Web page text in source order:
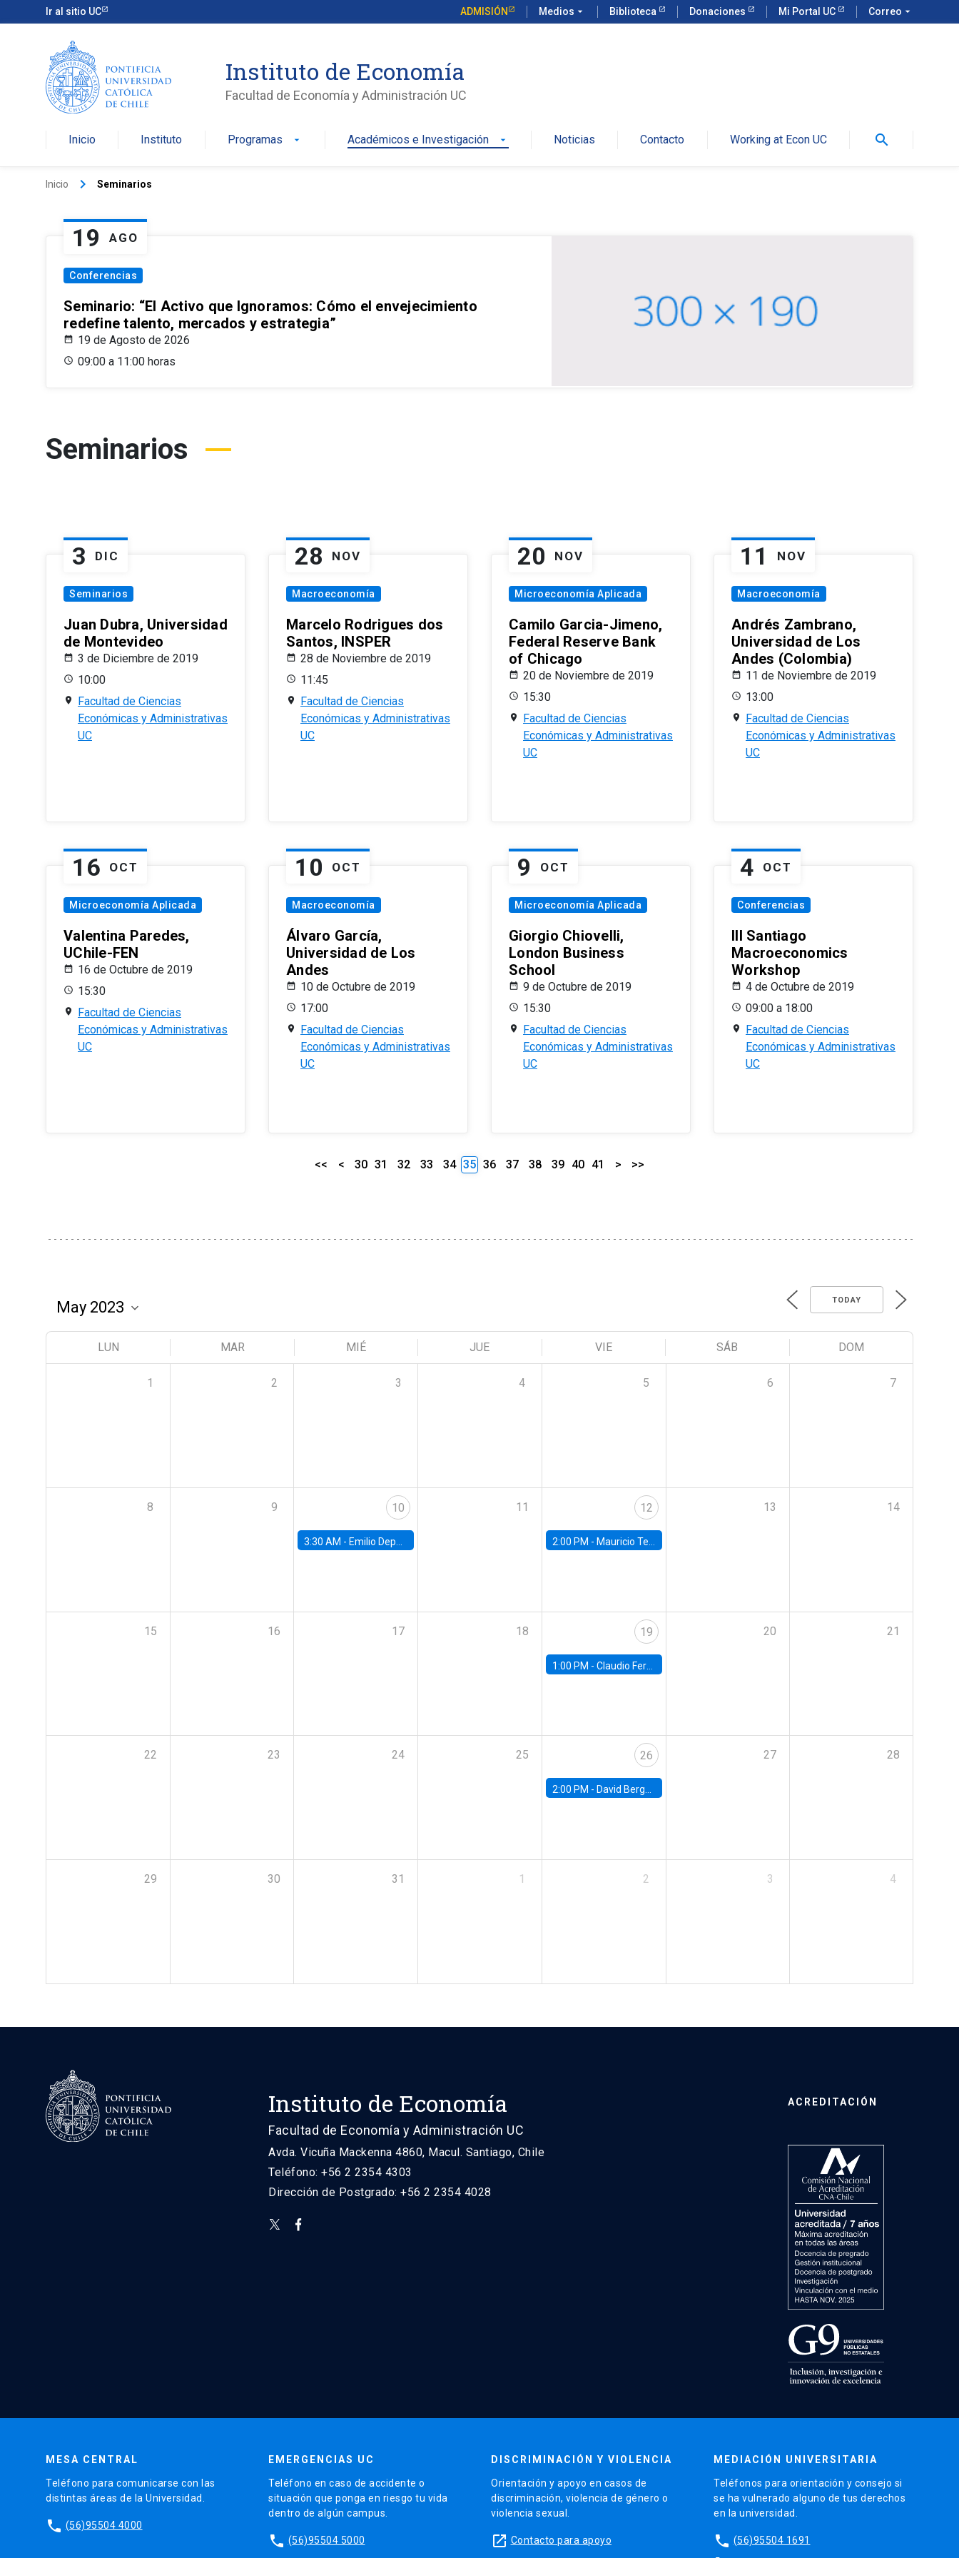
Ir al sitio UC ADMISIÓN Medios arrow_drop_down Biblioteca Donaciones Mi Portal UC Correo arrow_drop_down
Instituto de Economía
Facultad de Economía y Administración UC
Inicio Instituto Programas arrow_drop_down Académicos e Investigación arrow_drop_down Noticias Contacto Working at Econ UC search
Inicio keyboard_arrow_right Seminarios
19 AGO
Conferencias
Seminario: “El Activo que Ignoramos: Cómo el envejecimiento
redefine talento, mercados y estrategia”
19 de Agosto de 2026
09:00 a 11:00 horas
Seminarios
3 DIC
Seminarios
Juan Dubra, Universidad
de Montevideo
3 de Diciembre de 2019
10:00
Facultad de Ciencias
Económicas y Administrativas
UC
28 NOV
Macroeconomía
Marcelo Rodrigues dos
Santos, INSPER
28 de Noviembre de 2019
11:45
Facultad de Ciencias
Económicas y Administrativas
UC
20 NOV
Microeconomía Aplicada
Camilo Garcia-Jimeno,
Federal Reserve Bank
of Chicago
20 de Noviembre de 2019
15:30
Facultad de Ciencias
Económicas y Administrativas
UC
11 NOV
Macroeconomía
Andrés Zambrano,
Universidad de Los
Andes (Colombia)
11 de Noviembre de 2019
13:00
Facultad de Ciencias
Económicas y Administrativas
UC
16 OCT
Microeconomía Aplicada
Valentina Paredes,
UChile-FEN
16 de Octubre de 2019
15:30
Facultad de Ciencias
Económicas y Administrativas
UC
10 OCT
Macroeconomía
Álvaro García,
Universidad de Los
Andes
10 de Octubre de 2019
17:00
Facultad de Ciencias
Económicas y Administrativas
UC
9 OCT
Microeconomía Aplicada
Giorgio Chiovelli,
London Business
School
9 de Octubre de 2019
15:30
Facultad de Ciencias
Económicas y Administrativas
UC
4 OCT
Conferencias
III Santiago
Macroeconomics
Workshop
4 de Octubre de 2019
09:00 a 18:00
Facultad de Ciencias
Económicas y Administrativas
UC
<< < 30 31 32 33 34 35 36 37 38 39 40 41 > >>
TODAY
LUN MAR MIÉ JUE VIE SÁB DOM
1 2 3 4 5 6 7
8 9 10
3:30 AM - Emilio Depetris-Chauvín, Universidad Católica
11 12
2:00 PM - Mauricio Tejada, UDP
13 14
15 16 17 18 19
1:00 PM - Claudio Ferraz, British Columbia
20 21
22 23 24 25 26
2:00 PM - David Berger, Duke
27 28
29 30 31 1 2 3 4
Instituto de Economía
Facultad de Economía y Administración UC
Avda. Vicuña Mackenna 4860, Macul. Santiago, Chile
Teléfono: +56 2 2354 4303
Dirección de Postgrado: +56 2 2354 4028
ACREDITACIÓN
MESA CENTRAL
Teléfono para comunicarse con las
distintas áreas de la Universidad.
phone (56)95504 4000
EMERGENCIAS UC
Teléfono en caso de accidente o
situación que ponga en riesgo tu vida
dentro de algún campus.
phone (56)95504 5000
DISCRIMINACIÓN Y VIOLENCIA
Orientación y apoyo en casos de
discriminación, violencia de género o
violencia sexual.
launch Contacto para apoyo
MEDIACIÓN UNIVERSITARIA
Teléfonos para orientación y consejo si
se ha vulnerado alguno de tus derechos
en la universidad.
phone (56)95504 1691